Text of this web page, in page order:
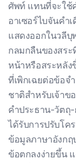
ศัพท์ แทนที่จะใช้
อาเซอร์ไบจันคํา
แสดงออกในวลีบุ
กลมกลืนของสระ
หน้าหรือสระหลัง
ที่เพิกเฉยต่อข้อจํ
ชาติสําหรับเจ้าข
คําประธาน-วัตถุ
ได้รับการปรับโค
ข้อมูลภาษาอังกฤ
ข้อตกลงง่ายขึ้น